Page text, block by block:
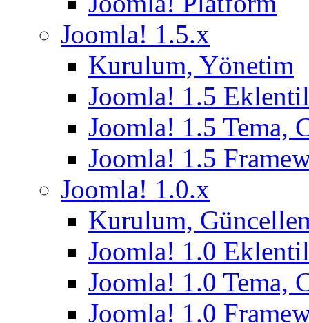
Joomla! 1.5.x
Kurulum, Yönetim
Joomla! 1.5
Joomla! 1.5 Tema,
Joomla! 1.5
Joomla! 1.0.x
Kurulum,
Joomla! 1.0
Joomla! 1.0 Tema,
Joomla! 1.0